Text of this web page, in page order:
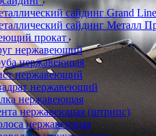
сайдинг Grand Line
сайдинг Металл
прокат
нержавеющий
нержавеющая
нержавеющий
нержавеющий
нержавеющая
нержавеющая (штрипс)
нержавеющая